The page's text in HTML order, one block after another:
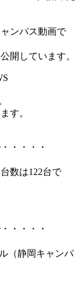
ンパス動画で
開しています。
す。
・・
数は122台で
・・
（静岡キャンパ